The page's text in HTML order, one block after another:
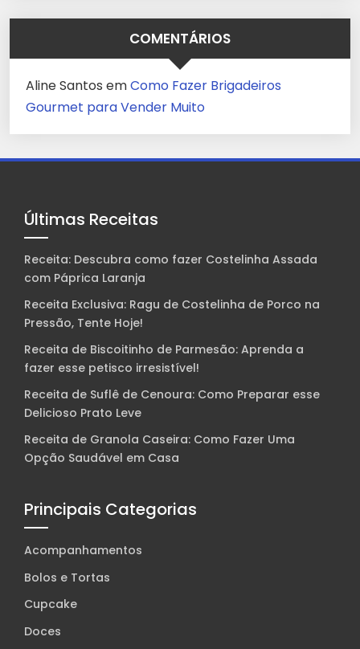
COMENTÁRIOS
Aline Santos emComo Fazer Brigadeiros
Gourmet para Vender Muito
Últimas Receitas
Receita: Descubra como fazer Costelinha Assada
com Páprica Laranja
Receita Exclusiva: Ragu de Costelinha de Porco na
Pressão, Tente Hoje!
Receita de Biscoitinho de Parmesão: Aprenda a
fazer esse petisco irresistível!
Receita de Suflê de Cenoura: Como Preparar esse
Delicioso Prato Leve
Receita de Granola Caseira: Como Fazer Uma
Opção Saudável em Casa
Principais Categorias
Acompanhamentos
Bolos e Tortas
Cupcake
Doces